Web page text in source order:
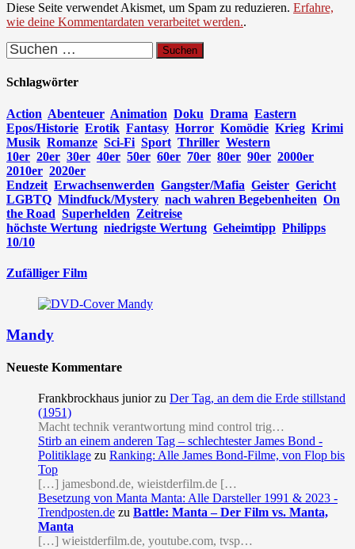
Diese Seite verwendet Akismet, um Spam zu reduzieren. Erfahre,
wie deine Kommentardaten verarbeitet werden..
Suchen
nach:
Schlagwörter
Action Abenteuer Animation Doku Drama Eastern
Epos/Historie Erotik Fantasy Horror Komödie Krieg Krimi
Musik Romanze Sci-Fi Sport Thriller Western
10er 20er 30er 40er 50er 60er 70er 80er 90er 2000er
2010er 2020er
Endzeit Erwachsenwerden Gangster/Mafia Geister Gericht
LGBTQ Mindfuck/Mystery nach wahren Begebenheiten On
the Road Superhelden Zeitreise
höchste Wertung niedrigste Wertung Geheimtipp Philipps
10/10
Zufälliger Film
Mandy
Neueste Kommentare
Frankbrockhaus junior zu Der Tag, an dem die Erde stillstand
(1951)
Macht technik verantwortung mind control trig…
Stirb an einem anderen Tag – schlechtester James Bond -
Politiklage zu Ranking: Alle James Bond-Filme, von Flop bis
Top
[…] jamesbond.de, wieistderfilm.de […
Besetzung von Manta Manta: Alle Darsteller 1991 & 2023 -
Trendposten.de zu Battle: Manta – Der Film vs. Manta,
Manta
[…] wieistderfilm.de, youtube.com, tvsp…